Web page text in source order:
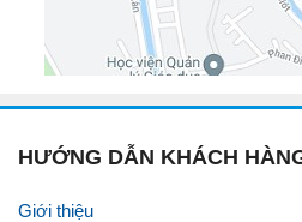
HƯỚNG DẪN KHÁCH
Giới thiệu